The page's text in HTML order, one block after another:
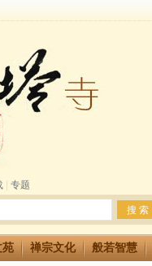
招生简章
两利普渡群蒙盂兰盆
章
严法会 快快同享富贵庄严海
专题
苑 禅宗文化 般若智慧